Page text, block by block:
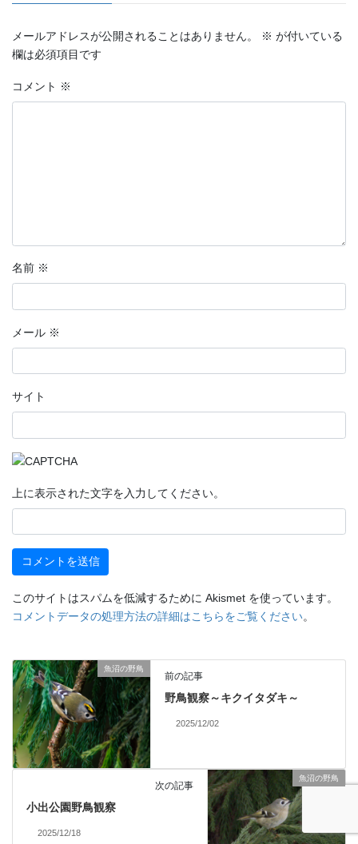
メールアドレスが公開されることはありません。 ※ が付いている
欄は必須項目です
コメント ※
名前 ※
メール ※
サイト
上に表示された文字を入力してください。
このサイトはスパムを低減するために Akismet を使っています。
コメントデータの処理方法の詳細はこちらをご覧ください。
魚沼の野鳥
前の記事
野鳥観察～キクイタダキ～
2025/12/02
魚沼の野鳥
次の記事
小出公園野鳥観察
2025/12/18